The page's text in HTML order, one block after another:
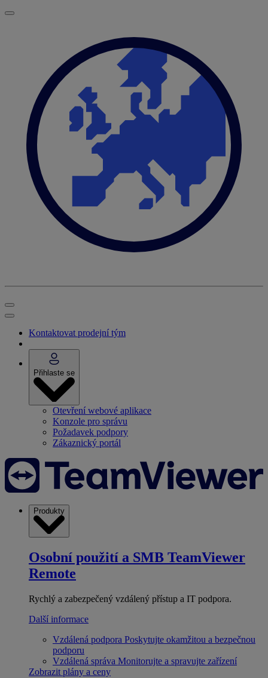
Kontaktovat prodejní tým
Přihlaste se
Otevření webové aplikace
Konzole pro správu
Požadavek podpory
Zákaznický portál
Produkty
Osobní použití a SMB TeamViewer
Remote
Rychlý a zabezpečený vzdálený přístup a IT podpora.
Další informace
Vzdálená podpora Poskytujte okamžitou a bezpečnou
podporu
Vzdálená správa Monitorujte a spravujte zařízení
Zobrazit plány a ceny